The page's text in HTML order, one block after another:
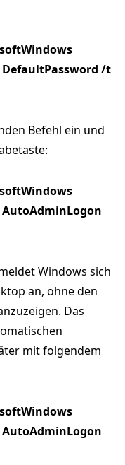
/t
Befehl ein und
Windows sich
an, ohne den
Das
mit folgendem